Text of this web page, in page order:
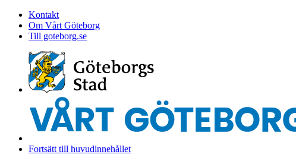
Kontakt
Om Vårt Göteborg
Till goteborg.se
Fortsätt till huvudinnehållet